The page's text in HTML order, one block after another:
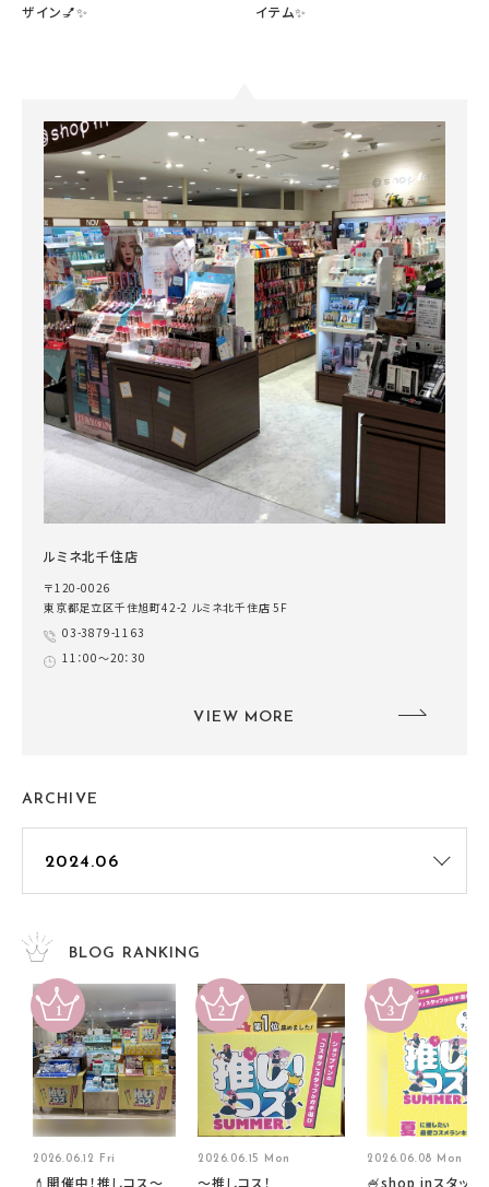
ザイン💅✨
イテム✨
ルミネ北千住店
〒120-0026
東京都足立区千住旭町42-2 ルミネ北千住店 5F
03-3879-1163
11：00～20：30
VIEW MORE
ARCHIVE
BLOG RANKING
2026.06.12 Fri
💄開催中！推しコス〜
2026.06.15 Mon
～推しコス！
2026.06.08 Mon
🍧shop inスタッフ